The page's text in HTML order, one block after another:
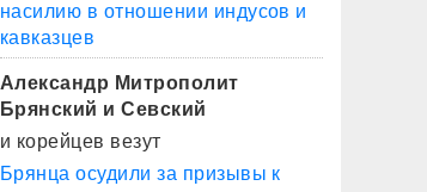
насилию в отношении индусов и
кавказцев
Александр Митрополит
Брянский и Севский
и корейцев везут
Брянца осудили за призывы к